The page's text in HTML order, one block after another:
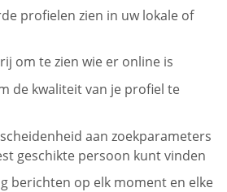
profielen zien in uw lokale of
om te zien wie er online is
de kwaliteit van je profiel te
aan zoekparameters
geschikte persoon kunt vinden
berichten op elk moment en elke